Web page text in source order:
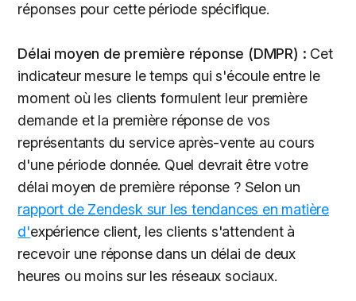
réponses pour cette période spécifique.
Délai moyen de première réponse (DMPR) : Cet
indicateur mesure le temps qui s'écoule entre le
moment où les clients formulent leur première
demande et la première réponse de vos
représentants du service après-vente au cours
d'une période donnée. Quel devrait être votre
délai moyen de première réponse ? Selon un
rapport de Zendesk sur les tendances en matière
d'expérience client, les clients s'attendent à
recevoir une réponse dans un délai de deux
heures ou moins sur les réseaux sociaux.